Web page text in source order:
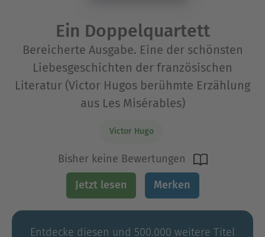
Ein Doppelquartett
Bereicherte Ausgabe. Eine der schönsten
Liebesgeschichten der französischen
Literatur (Victor Hugos berühmte Erzählung
aus Les Misérables)
Victor Hugo
Bisher keine Bewertungen
Jetzt lesen Merken
Entdecke diesen und 500.000 weitere Titel